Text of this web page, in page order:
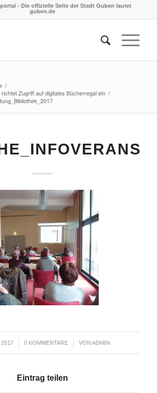
- Die offizielle Seite der Stadt Guben lautet
guben.de
/
Zugriff auf digitales Bücherregal ein /
2017 0 KOMMENTARE
/ VONADMIN
Eintrag teilen